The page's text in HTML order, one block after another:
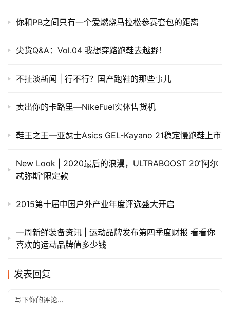
你和PB之间只有一个爱燃烧马拉松参赛套包的距离
尖货Q&A：Vol.04 我想穿路跑鞋去越野！
不扯淡新闻 | 行不行？国产跑鞋的那些事儿
卖出你的卡路里—NikeFuel实体售货机
鞋王之王—亚瑟士Asics GEL-Kayano 21稳定慢跑鞋上市
New Look | 2020最后的浪漫，ULTRABOOST 20“阿尔
忒弥斯”限定款
2015第十届中国户外产业年度评选盛大开启
一周新鲜装备资讯 | 运动品牌发布第四季度财报 看看你
喜欢的运动品牌值多少钱
发表回复